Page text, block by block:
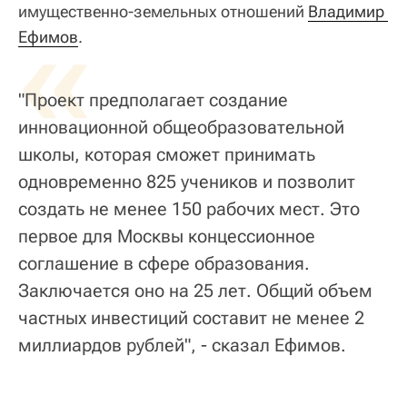
имущественно-земельных отношений Владимир
Ефимов.
«
"Проект предполагает создание
инновационной общеобразовательной
школы, которая сможет принимать
одновременно 825 учеников и позволит
создать не менее 150 рабочих мест. Это
первое для Москвы концессионное
соглашение в сфере образования.
Заключается оно на 25 лет. Общий объем
частных инвестиций составит не менее 2
миллиардов рублей", - сказал Ефимов.